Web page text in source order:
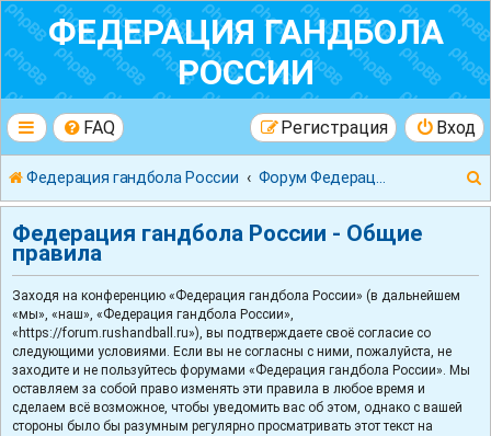
ФЕДЕРАЦИЯ ГАНДБОЛА
РОССИИ
FAQ Вход
Регистрация
Федерация гандбола России
Федерация гандбола России - Общие
правила
Заходя на конференцию «Федерация гандбола России» (в дальнейшем
«мы», «наш», «Федерация гандбола России»,
«https://forum.rushandball.ru»), вы подтверждаете своё согласие со
следующими условиями. Если вы не согласны с ними, пожалуйста, не
заходите и не пользуйтесь форумами «Федерация гандбола России». Мы
оставляем за собой право изменять эти правила в любое время и
сделаем всё возможное, чтобы уведомить вас об этом, однако с вашей
стороны было бы разумным регулярно просматривать этот текст на